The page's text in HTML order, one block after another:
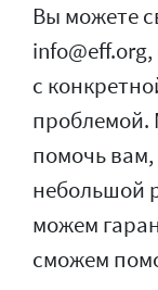
Вы можете
с
проблемой.
помочь
небольшой
можем
сможем